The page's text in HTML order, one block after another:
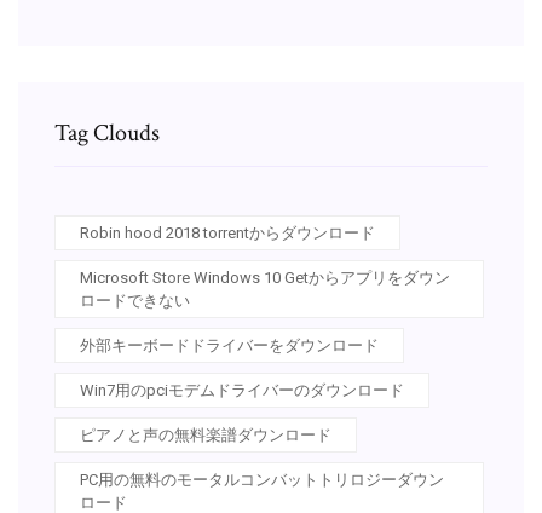
Tag Clouds
Robin hood 2018 torrentからダウンロード
Microsoft Store Windows 10 Getからアプリをダウン
ロードできない
外部キーボードドライバーをダウンロード
Win7用のpciモデムドライバーのダウンロード
ピアノと声の無料楽譜ダウンロード
PC用の無料のモータルコンバットトリロジーダウン
ロード